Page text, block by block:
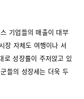
기업들의 매출이 대부
장 자체도 여행이나 서
로 성장률이 주저앉고 있
들의 성장세는 더욱 두